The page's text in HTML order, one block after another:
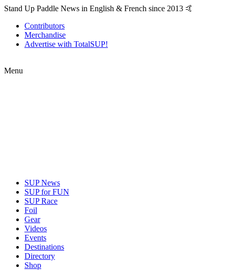
Stand Up Paddle News in English & French since 2013 🤙
Contributors
Merchandise
Advertise with TotalSUP!
Menu
SUP News
SUP for FUN
SUP Race
Foil
Gear
Videos
Events
Destinations
Directory
Shop